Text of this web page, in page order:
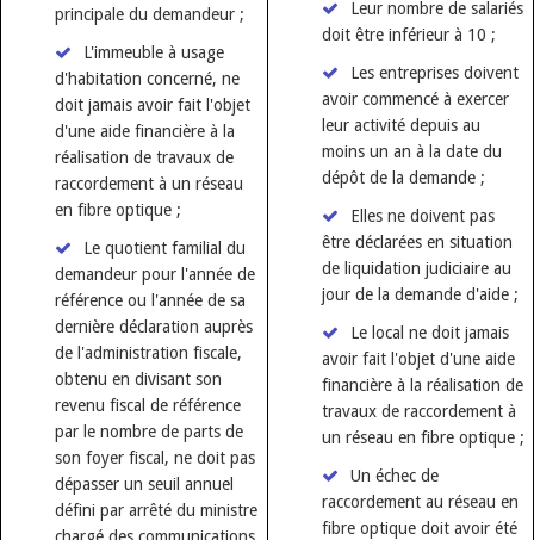
principale du demandeur ;
L'immeuble à usage
d'habitation concerné, ne
doit jamais avoir fait l'objet
d'une aide financière à la
réalisation de travaux de
raccordement à un réseau
en fibre optique ;
Le quotient familial du
demandeur pour l'année de
référence ou l'année de sa
dernière déclaration auprès
de l'administration fiscale,
obtenu en divisant son
revenu fiscal de référence
par le nombre de parts de
son foyer fiscal, ne doit pas
dépasser un seuil annuel
défini par arrêté du ministre
Leur nombre de salariés
doit être inférieur à 10 ;
Les entreprises doivent
avoir commencé à exercer
leur activité depuis au
moins un an à la date du
dépôt de la demande ;
Elles ne doivent pas
être déclarées en situation
de liquidation judiciaire au
jour de la demande d'aide ;
Le local ne doit jamais
avoir fait l'objet d'une aide
financière à la réalisation de
travaux de raccordement à
un réseau en fibre optique ;
Un échec de
raccordement au réseau en
fibre optique doit avoir été